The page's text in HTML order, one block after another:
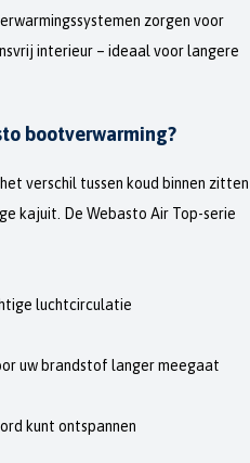
zorgen voor
interieur – ideaal voor langere
bootverwarming?
verschil tussen koud binnen zitten
kajuit. De Webasto Air Top-serie
luchtcirculatie
uw brandstof langer meegaat
kunt ontspannen